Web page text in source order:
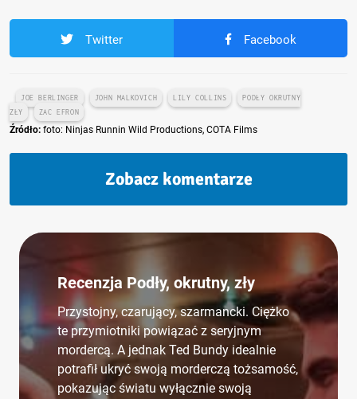
Twitter Facebook
JOE BERLINGER JOHN MALKOVICH LILY COLLINS
PODŁY OKRUTNY
ZŁY
ZAC EFRON
Źródło: foto: Ninjas Runnin Wild Productions, COTA Films
Zobacz komentarze
Recenzja Podły, okrutny, zły
Przystojny, czarujący, szarmancki. Ciężko
te przymiotniki powiązać z seryjnym
mordercą. A jednak Ted Bundy idealnie
potrafił ukryć swoją morderczą tożsamość,
pokazując światu wyłącznie swoją